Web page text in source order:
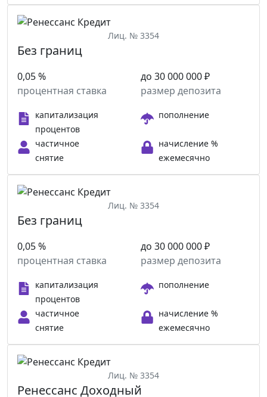
Лиц. № 3354
Без границ
0,05 %
процентная ставка
до 30 000 000 ₽
размер депозита
капитализация
процентов
пополнение
частичное
снятие
начисление %
ежемесячно
Лиц. № 3354
Без границ
0,05 %
процентная ставка
до 30 000 000 ₽
размер депозита
капитализация
процентов
пополнение
частичное
снятие
начисление %
ежемесячно
Лиц. № 3354
Ренессанс Доходный